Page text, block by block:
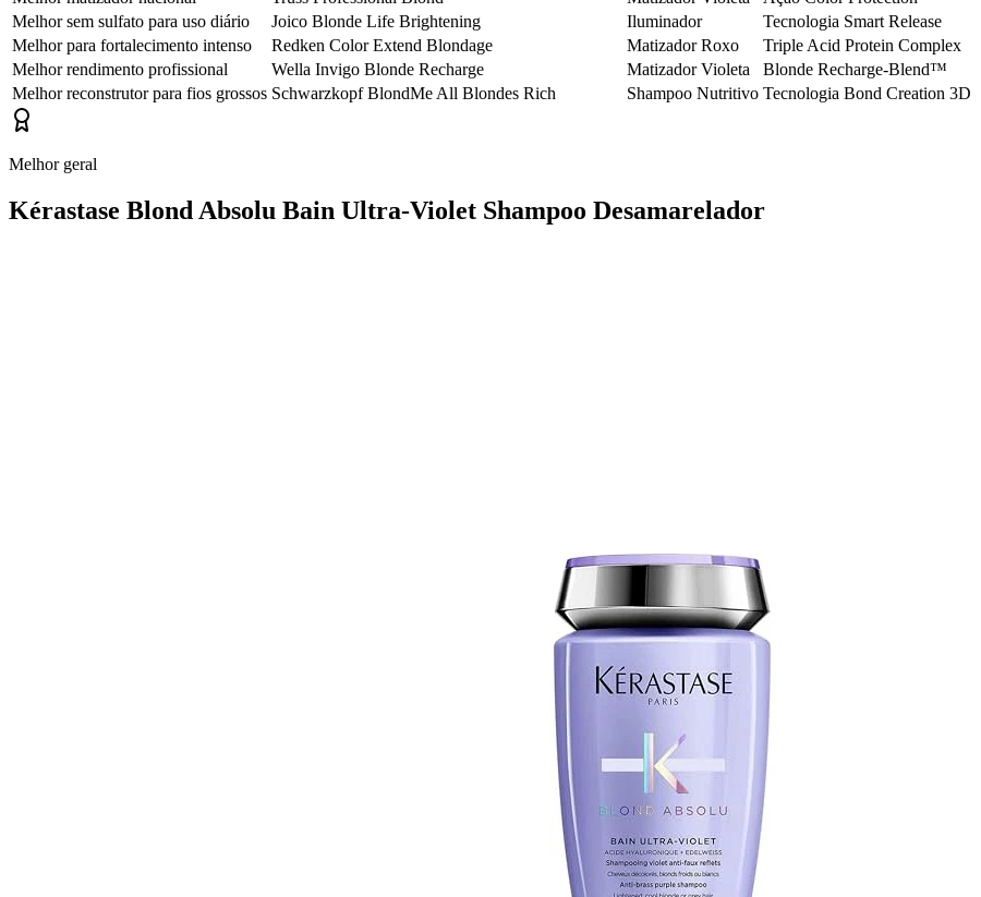
Melhor sem sulfato para uso diário
Joico Blonde Life Brightening Iluminador Tecnologia Smart Release
Melhor para fortalecimento intenso
Redken Color Extend Blondage Matizador Roxo Triple Acid Protein Complex
Melhor rendimento profissional
Wella Invigo Blonde Recharge Matizador Violeta Blonde Recharge-Blend™
Melhor reconstrutor para fios grossos Schwarzkopf BlondMe All Blondes Rich Shampoo Nutritivo Tecnologia Bond Creation 3D
Melhor geral
Kérastase Blond Absolu Bain Ultra-Violet Shampoo Desamarelador